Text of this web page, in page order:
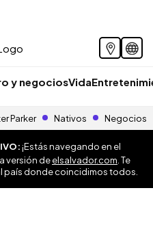
y negociosVida
Parker Nativos Negocios
¡Estás navegando en el
versión deelsalvador.com . Te
país donde coincidimos todos.